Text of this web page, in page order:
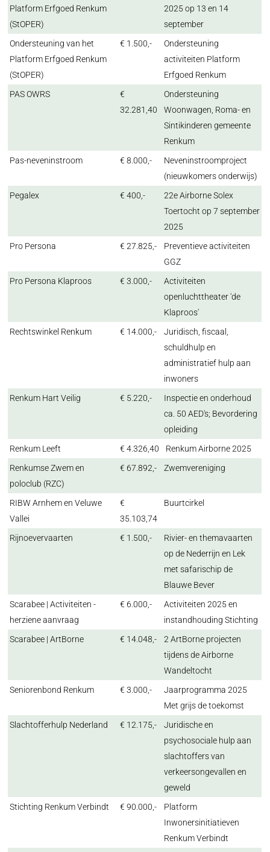
Platform Erfgoed Renkum
(StOPER)
2025 op 13 en 14
september
Ondersteuning van het
Platform Erfgoed Renkum
(StOPER)
€ 1.500,-
Ondersteuning
activiteiten Platform
Erfgoed Renkum
PAS OWRS
€
32.281,40
Ondersteuning
Woonwagen, Roma- en
Sintikinderen gemeente
Renkum
Pas-neveninstroom
€ 8.000,-
Neveninstroomproject
(nieuwkomers onderwijs)
Pegalex
€ 400,-
22e Airborne Solex
Toertocht op 7 september
2025
Pro Persona
€ 27.825,-
Preventieve activiteiten
GGZ
Pro Persona Klaproos
€ 3.000,-
Activiteiten
openluchttheater 'de
Klaproos'
Rechtswinkel Renkum
€ 14.000,-
Juridisch, fiscaal,
schuldhulp en
administratief hulp aan
inwoners
Renkum Hart Veilig
€ 5.220,-
Inspectie en onderhoud
ca. 50 AED's; Bevordering
opleiding
Renkum Leeft
€ 4.326,40
Renkum Airborne 2025
Renkumse Zwem en
poloclub (RZC)
€ 67.892,- Zwemvereniging
RIBW Arnhem en Veluwe
Vallei
€
35.103,74
Buurtcirkel
Rijnoevervaarten € 1.500,-
Rivier- en themavaarten
op de Nederrijn en Lek
met safarischip de
Blauwe Bever
Scarabee | Activiteiten -
herziene aanvraag
€ 6.000,-
Activiteiten 2025 en
instandhouding Stichting
Scarabee | ArtBorne
€ 14.048,-
2 ArtBorne projecten
tijdens de Airborne
Wandeltocht
Seniorenbond Renkum
€ 3.000,-
Jaarprogramma 2025
Met grijs de toekomst
Slachtofferhulp Nederland
€ 12.175,-
Juridische en
psychosociale hulp aan
slachtoffers van
verkeersongevallen en
geweld
Stichting Renkum Verbindt
€ 90.000,-
Platform
Inwonersinitiatieven
Renkum Verbindt